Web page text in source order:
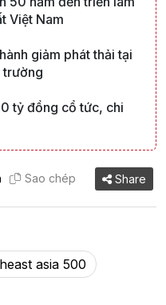
Việt Nam
giảm phát thải tại
trường
tỷ đồng cổ tức, chi
Sao chép Share
asia 500